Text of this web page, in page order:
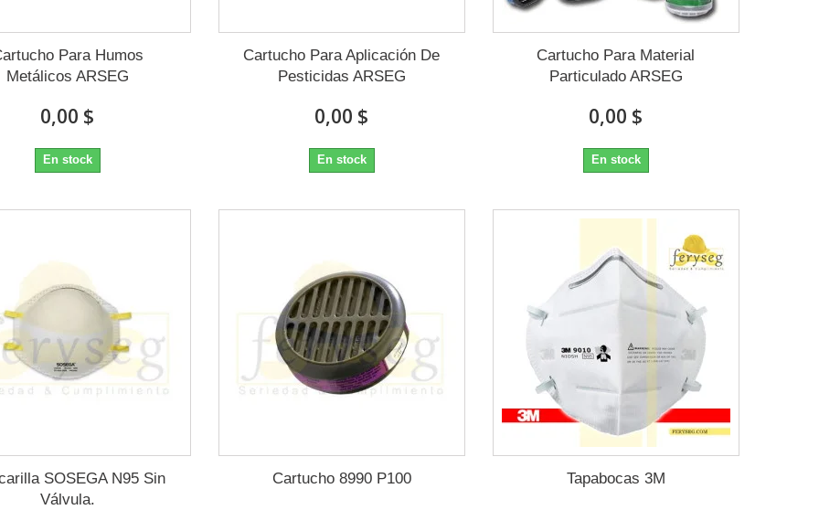
Para Humos
Metálicos ARSEG
0,00 $
En stock
Cartucho Para Aplicación De
Pesticidas ARSEG
0,00 $
En stock
Cartucho Para Material
Particulado ARSEG
0,00 $
En stock
SOSEGA N95 Sin
Válvula.
Cartucho 8990 P100 Tapabocas 3M